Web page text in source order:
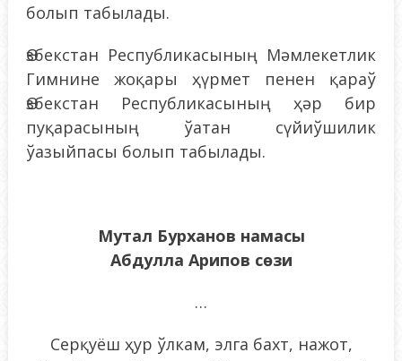
болып табылады.
Өзбекстан Республикасының Мәмлекетлик
Гимнине жоқары ҳүрмет пенен қараў
Өзбекстан Республикасының ҳәр бир
пуқарасының ўатан сүйиўшилик
ўазыйпасы болып табылады.
Мутал Бурханов намасы
Абдулла Арипов сөзи
…
Серқуёш ҳур ўлкам, элга бахт, нажот,